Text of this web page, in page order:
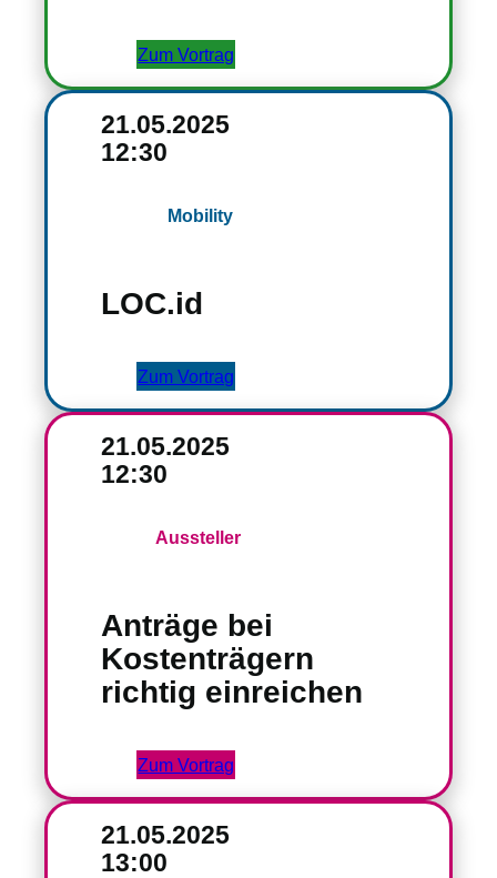
Zum Vortrag
21.05.2025
12:30
Mobility
LOC.id
Zum Vortrag
21.05.2025
12:30
Aussteller
Anträge bei
Kostenträgern
richtig einreichen
Zum Vortrag
21.05.2025
13:00